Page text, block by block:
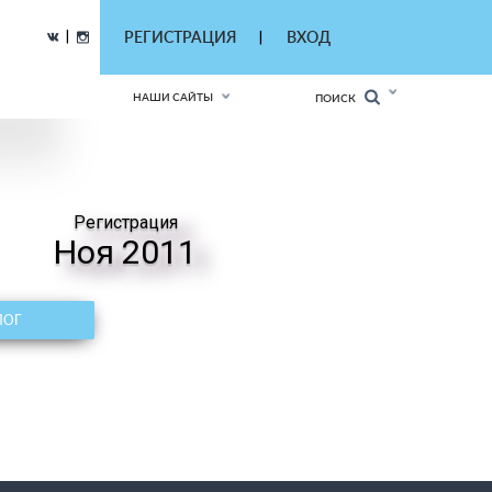
РЕГИСТРАЦИЯ ВХОД
НАШИ САЙТЫ ПОИСК
Регистрация
Ноя 2011